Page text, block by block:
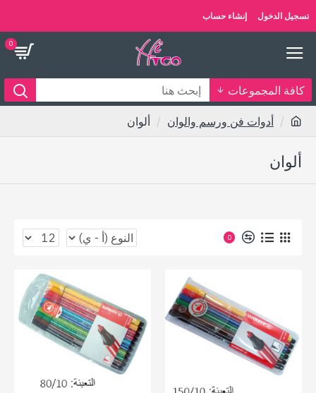
تسجيل الدخول إنشاء حساب
0
كافة المجموعات
أدوات فن ورسم والوان ألوان
ألوان
0